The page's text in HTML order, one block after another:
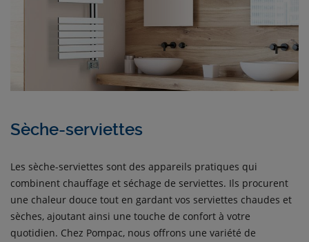
Sèche-serviettes
Les sèche-serviettes sont des appareils pratiques qui
combinent chauffage et séchage de serviettes. Ils procurent
une chaleur douce tout en gardant vos serviettes chaudes et
sèches, ajoutant ainsi une touche de confort à votre
quotidien. Chez Pompac, nous offrons une variété de